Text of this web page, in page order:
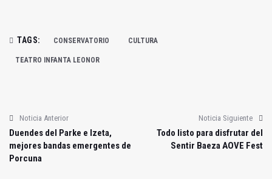
TAGS: CONSERVATORIO CULTURA
TEATRO INFANTA LEONOR
Noticia Anterior
Duendes del Parke e Izeta,
mejores bandas emergentes de
Porcuna
Noticia Siguiente
Todo listo para disfrutar del
Sentir Baeza AOVE Fest